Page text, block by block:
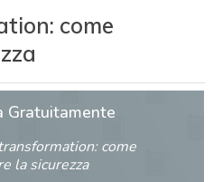
come
Gratuitamente
come
la sicurezza